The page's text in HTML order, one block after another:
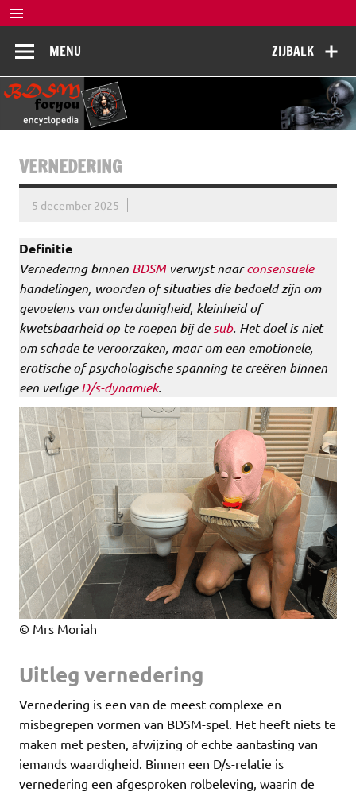
Doorgaan
naar
inhoud
BDSM
Encyclopedia
ZIJBALK
MENU
VERNEDERING
5 december 2025
Definitie
Vernedering binnen BDSMverwijst naarconsensuele
handelingen, woorden of situaties die bedoeld zijn om
gevoelens van onderdanigheid, kleinheid of
kwetsbaarheid op te roepen bij desub. Het doel is niet
om schade te veroorzaken, maar om een emotionele,
erotische of psychologische spanning te creëren binnen
een veiligeD/s-dynamiek.
© Mrs Moriah
Uitleg vernedering
Vernedering is een van de meest complexe en
misbegrepen vormen van BDSM-spel. Het heeft niets te
maken met pesten, afwijzing of echte aantasting van
iemands waardigheid. Binnen een D/s-relatie is
vernedering een afgesproken rolbeleving, waarin de